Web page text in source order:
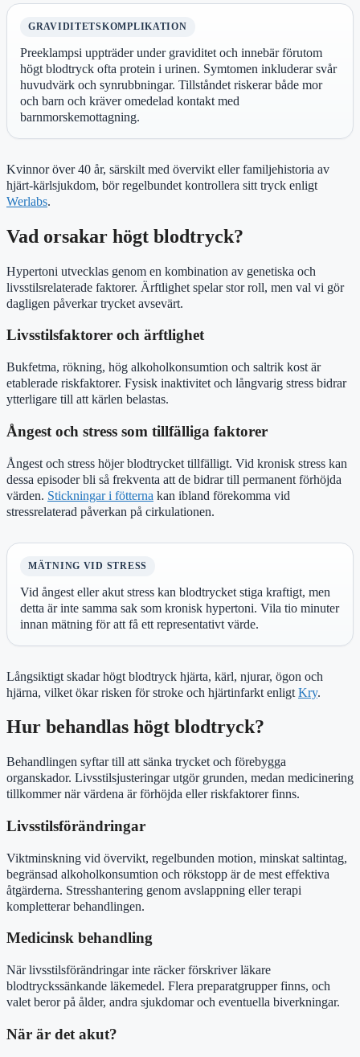
GRAVIDITETSKOMPLIKATION
Preeklampsi uppträder under graviditet och innebär förutom
högt blodtryck ofta protein i urinen. Symtomen inkluderar svår
huvudvärk och synrubbningar. Tillståndet riskerar både mor
och barn och kräver omedelad kontakt med
barnmorskemottagning.
Kvinnor över 40 år, särskilt med övervikt eller familjehistoria av
hjärt-kärlsjukdom, bör regelbundet kontrollera sitt tryck enligt
Werlabs.
Vad orsakar högt blodtryck?
Hypertoni utvecklas genom en kombination av genetiska och
livsstilsrelaterade faktorer. Ärftlighet spelar stor roll, men val vi gör
dagligen påverkar trycket avsevärt.
Livsstilsfaktorer och ärftlighet
Bukfetma, rökning, hög alkoholkonsumtion och saltrik kost är
etablerade riskfaktorer. Fysisk inaktivitet och långvarig stress bidrar
ytterligare till att kärlen belastas.
Ångest och stress som tillfälliga faktorer
Ångest och stress höjer blodtrycket tillfälligt. Vid kronisk stress kan
dessa episoder bli så frekventa att de bidrar till permanent förhöjda
värden. Stickningar i fötterna kan ibland förekomma vid
stressrelaterad påverkan på cirkulationen.
MÄTNING VID STRESS
Vid ångest eller akut stress kan blodtrycket stiga kraftigt, men
detta är inte samma sak som kronisk hypertoni. Vila tio minuter
innan mätning för att få ett representativt värde.
Långsiktigt skadar högt blodtryck hjärta, kärl, njurar, ögon och
hjärna, vilket ökar risken för stroke och hjärtinfarkt enligt Kry.
Hur behandlas högt blodtryck?
Behandlingen syftar till att sänka trycket och förebygga
organskador. Livsstilsjusteringar utgör grunden, medan medicinering
tillkommer när värdena är förhöjda eller riskfaktorer finns.
Livsstilsförändringar
Viktminskning vid övervikt, regelbunden motion, minskat saltintag,
begränsad alkoholkonsumtion och rökstopp är de mest effektiva
åtgärderna. Stresshantering genom avslappning eller terapi
kompletterar behandlingen.
Medicinsk behandling
När livsstilsförändringar inte räcker förskriver läkare
blodtryckssänkande läkemedel. Flera preparatgrupper finns, och
valet beror på ålder, andra sjukdomar och eventuella biverkningar.
När är det akut?